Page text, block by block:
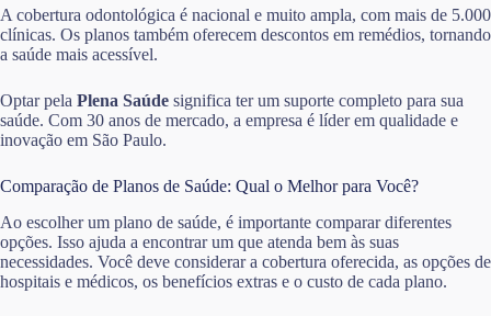
A cobertura odontológica é nacional e muito ampla, com mais de 5.000
clínicas. Os planos também oferecem descontos em remédios, tornando
a saúde mais acessível.
Optar pela Plena Saúde significa ter um suporte completo para sua
saúde. Com 30 anos de mercado, a empresa é líder em qualidade e
inovação em São Paulo.
Comparação de Planos de Saúde: Qual o Melhor para Você?
Ao escolher um plano de saúde, é importante comparar diferentes
opções. Isso ajuda a encontrar um que atenda bem às suas
necessidades. Você deve considerar a cobertura oferecida, as opções de
hospitais e médicos, os benefícios extras e o custo de cada plano.